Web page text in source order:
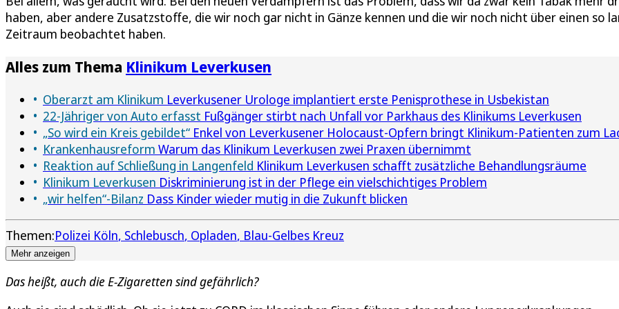
haben, aber andere Zusatzstoffe, die wir noch gar nicht in Gänze kennen und die wir noch nicht über einen so
Zeitraum beobachtet haben.
Alles zum Thema Klinikum Leverkusen
Oberarzt am Klinikum Leverkusener Urologe implantiert erste Penisprothese in Usbekistan
22-Jähriger von Auto erfasst Fußgänger stirbt nach Unfall vor Parkhaus des Klinikums Leverkusen
„So wird ein Kreis gebildet“ Enkel von Leverkusener Holocaust-Opfern bringt Klinikum-Patienten zum
Krankenhausreform Warum das Klinikum Leverkusen zwei Praxen übernimmt
Reaktion auf Schließung in Langenfeld Klinikum Leverkusen schafft zusätzliche Behandlungsräume
Klinikum Leverkusen Diskriminierung ist in der Pflege ein vielschichtiges Problem
„wir helfen“-Bilanz Dass Kinder wieder mutig in die Zukunft blicken
Themen:Polizei Köln Schlebusch Opladen Blau-Gelbes Kreuz
Mehr anzeigen
Das heißt, auch die E-Zigaretten sind gefährlich?